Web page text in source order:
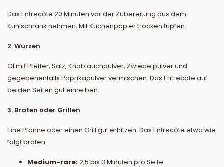
Das Entrecôte 20 Minuten vor der Zubereitung aus dem
Kühlschrank nehmen. Mit Küchenpapier trocken tupfen.
2. Würzen
Öl mit Pfeffer, Salz, Knoblauchpulver, Zwiebelpulver und
gegebenenfalls Paprikapulver vermischen. Das Entrecôte auf
beiden Seiten gut einreiben.
3. Braten oder Grillen
Eine Pfanne oder einen Grill gut erhitzen. Das Entrecôte etwa wie
folgt braten:
Medium-rare:2,5 bis 3 Minuten pro Seite